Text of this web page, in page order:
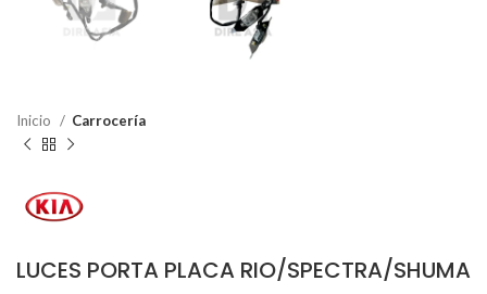
Inicio Carrocería
LUCES PORTA PLACA RIO/SPECTRA/SHUMA